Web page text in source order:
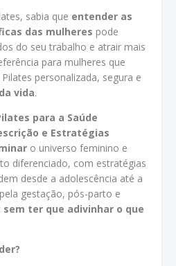
sabia que entender as
das mulheres pode
do seu trabalho e atrair mais
para mulheres que
personalizada, segura e
vida.
para a Saúde
e Estratégias
o universo feminino e
diferenciado, com estratégias
desde a adolescência até a
gestação, pós-parto e
sem ter que adivinhar o que